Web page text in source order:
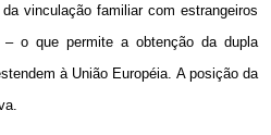
vinculação familiar com estrangeiros
– o que permite a obtenção da dupla
à União Européia. A posição da